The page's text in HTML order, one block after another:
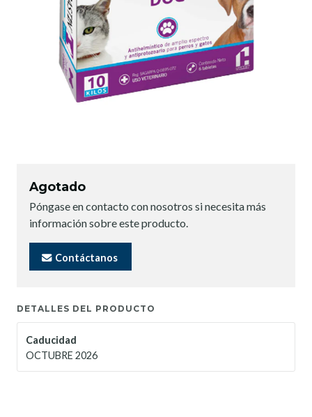
Agotado
Póngase en contacto con nosotros si necesita más
información sobre este producto.
Contáctanos
DETALLES DEL PRODUCTO
Caducidad
OCTUBRE 2026